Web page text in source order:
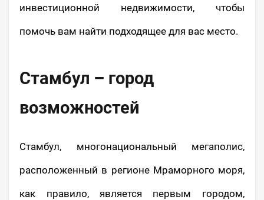
инвестиционной недвижимости, чтобы
помочь вам найти подходящее для вас место.
Стамбул – город
возможностей
Стамбул, многонациональный мегаполис,
расположенный в регионе Мраморного моря,
как правило, является первым городом,